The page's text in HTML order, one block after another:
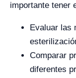
importante tener
Evaluar las
Comparar
diferentes